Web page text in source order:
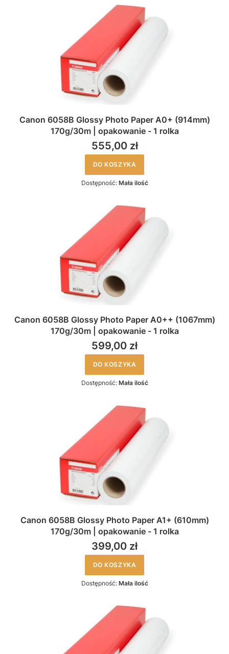
Canon 6058B Glossy Photo Paper A0+ (914mm)
170g/30m | opakowanie - 1 rolka
555,00 zł
DO KOSZYKA
Dostępność: Mała ilość
Canon 6058B Glossy Photo Paper A0++ (1067mm)
170g/30m | opakowanie - 1 rolka
599,00 zł
DO KOSZYKA
Dostępność: Mała ilość
Canon 6058B Glossy Photo Paper A1+ (610mm)
170g/30m | opakowanie - 1 rolka
399,00 zł
DO KOSZYKA
Dostępność: Mała ilość